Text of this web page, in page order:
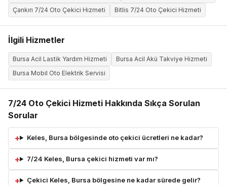
Çankırı 7/24 Oto Çekici Hizmeti
Bitlis 7/24 Oto Çekici Hizmeti
İlgili Hizmetler
Bursa Acil Lastik Yardım Hizmeti
Bursa Acil Akü Takviye Hizmeti
Bursa Mobil Oto Elektrik Servisi
7/24 Oto Çekici Hizmeti Hakkında Sıkça Sorulan
Sorular
Keles, Bursa bölgesinde oto çekici ücretleri ne kadar?
7/24 Keles, Bursa çekici hizmeti var mı?
Çekici Keles, Bursa bölgesine ne kadar sürede gelir?